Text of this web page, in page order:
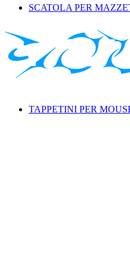
SCATOLA PER
TAPPETINI PER